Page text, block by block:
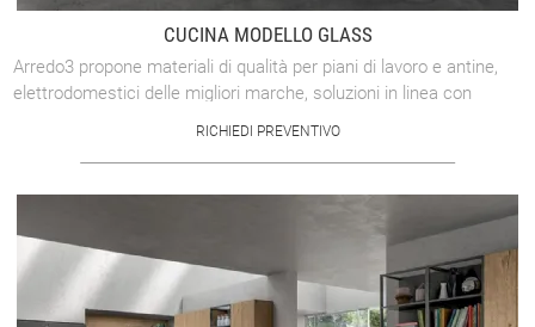
CUCINA MODELLO GLASS
Arredo3 propone materiali di qualità per piani di lavoro e antine,
elettrodomestici delle migliori marche, soluzioni in linea con
RICHIEDI PREVENTIVO